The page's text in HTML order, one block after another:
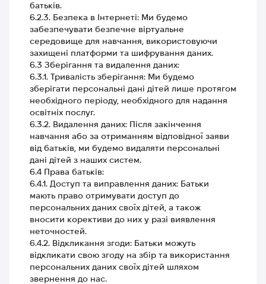
батьків.
6.2.3. Безпека в Інтернеті: Ми будемо
забезпечувати безпечне віртуальне
середовище для навчання, використовуючи
захищені платформи та шифрування даних.
6.3 Зберігання та видалення даних:
6.3.1. Тривалість зберігання: Ми будемо
зберігати персональні дані дітей лише протягом
необхідного періоду, необхідного для надання
освітніх послуг.
6.3.2. Видалення даних: Після закінчення
навчання або за отриманням відповідної заяви
від батьків, ми будемо видаляти персональні
дані дітей з наших систем.
6.4 Права батьків:
6.4.1. Доступ та виправлення даних: Батьки
мають право отримувати доступ до
персональних даних своїх дітей, а також
вносити корективи до них у разі виявлення
неточностей.
6.4.2. Відкликання згоди: Батьки можуть
відкликати свою згоду на збір та використання
персональних даних своїх дітей шляхом
звернення до нас.